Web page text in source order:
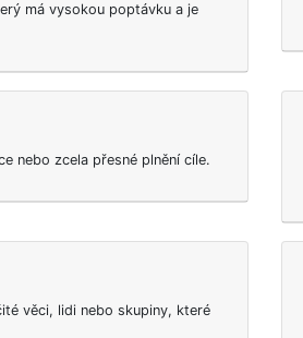
má vysokou poptávku a je
nebo zcela přesné plnění cíle.
věci, lidi nebo skupiny, které